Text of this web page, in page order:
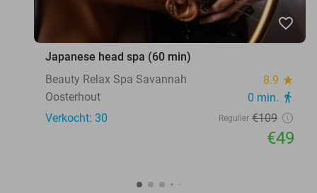
favorite_border
Japanese head spa (60 min)
Beauty Relax Spa Savannah
8.9 star
Oosterhout 0 min. directions_walk
Verkocht: 30 Regulier €109
€49